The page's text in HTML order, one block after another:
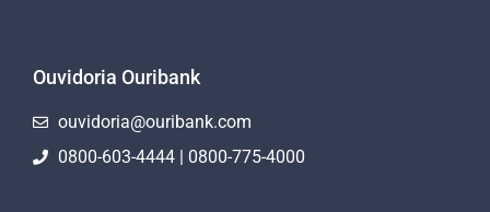
Ouvidoria Ouribank
ouvidoria@ouribank.com
0800-603-4444 | 0800-775-4000